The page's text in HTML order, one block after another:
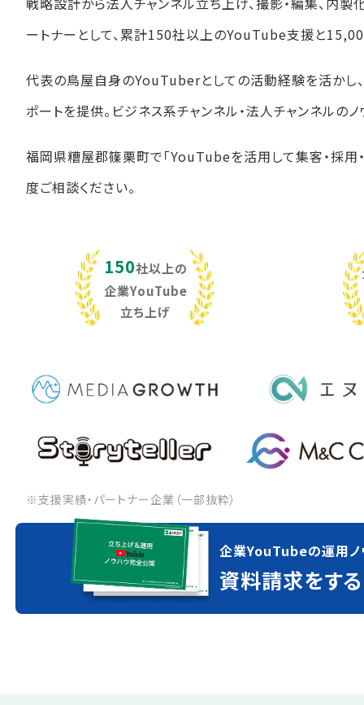
ートナーとして、累計150社以上のYouTube支援と
代表の鳥屋自身のYouTuberとしての活動経験を活かし
ポートを提供。ビジネス系チャンネル・法人チャンネルの
福岡県糟屋郡篠栗町で「YouTubeを活用して集客・採用
度ご相談ください。
150社以上の
企業YouTube
立ち上げ
※支援実績・パートナー企業（一部抜粋）
企業YouTubeの運用ノ
資料請求をする